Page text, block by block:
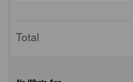
Total